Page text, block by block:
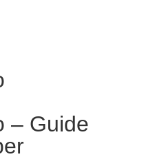
– Guide